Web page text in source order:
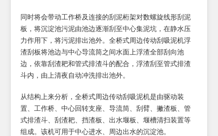
同时将会带动工作桥及连接的刮泥桁架对数螺旋线形刮泥
板，将沉淀池污泥由池边逐渐刮至中心集泥坑，在静水压
力作用下，将污泥排出池外。全桥式周边传动刮吸泥机浮
渣刮板将池边与中心导流筒之间水面上浮渣全部刮向池
边，依靠刮渣耙和管式排渣斗的配合，浮渣刮至管式排渣
斗内，由上清夜自动冲洗排出池外。
从结构上来分析，全桥式周边传动刮吸泥机是由驱动装
置、工作桥、中心回转支座、导流筒、刮臂、撇渣板、管
式排渣斗、刮渣耙、挡渣板、出水堰板、堰槽清扫装置等
组成。该机可用于中心进水、周边出水的沉淀池。